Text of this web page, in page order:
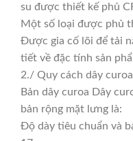
su được thiết kế phủ
Một số loại được phủ
Được gia cố lõi để tải
tiết về đặc tính sản
2./ Quy cách dây
Bản dây curoa Dây
bản rộng mặt lưng là:
Độ dày tiêu chuẩn và